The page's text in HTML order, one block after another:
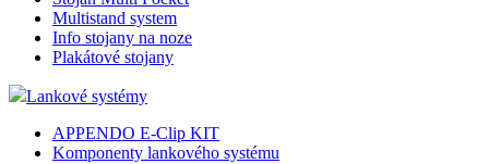
Multistand system
Info stojany na noze
Plakátové stojany
Lankové systémy
APPENDO E-Clip KIT
Komponenty lankového systému